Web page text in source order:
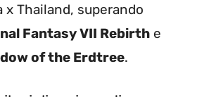
x Thailand, superando
Fantasy VII Rebirth e
of the Erdtree.